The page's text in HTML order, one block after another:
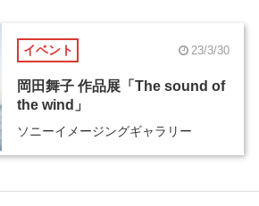
イベント 23/3/30
岡田舞子 作品展「The sound of
the wind」
ソニーイメージングギャラリー